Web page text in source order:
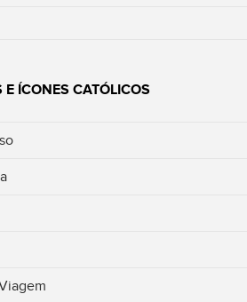
E ÍCONES CATÓLICOS